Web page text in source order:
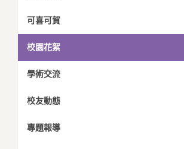
可喜可賀
校園花絮
學術交流
校友動態
專題報導